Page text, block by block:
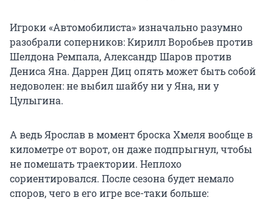
Игроки «Автомобилиста» изначально разумно
разобрали соперников: Кирилл Воробьев против
Шелдона Ремпала, Александр Шаров против
Дениса Яна. Даррен Диц опять может быть собой
недоволен: не выбил шайбу ни у Яна, ни у
Цулыгина.
А ведь Ярослав в момент броска Хмеля вообще в
километре от ворот, он даже подпрыгнул, чтобы
не помешать траектории. Неплохо
сориентировался. После сезона будет немало
споров, чего в его игре все-таки больше: